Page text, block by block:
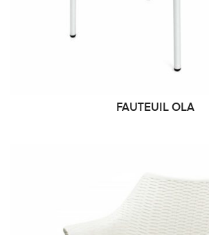
FAUTEUIL OLA